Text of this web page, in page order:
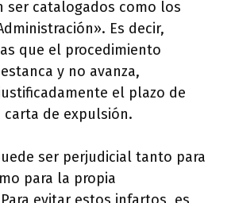
ser catalogados como los
Es decir,
que el procedimiento
y no avanza,
el plazo de
carta de expulsión.
ser perjudicial tanto para
para la propia